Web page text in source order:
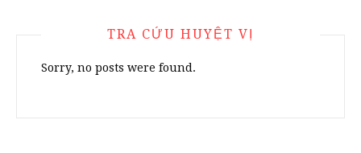
TRA CỨU HUYỆT VỊ
Sorry, no posts were found.